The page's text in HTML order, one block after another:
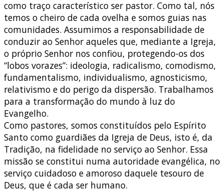
como traço característico ser pastor. Como tal, nós
temos o cheiro de cada ovelha e somos guias nas
comunidades. Assumimos a responsabilidade de
conduzir ao Senhor aqueles que, mediante a Igreja,
o próprio Senhor nos confiou, protegendo-os dos
“lobos vorazes”: ideologia, radicalismo, comodismo,
fundamentalismo, individualismo, agnosticismo,
relativismo e do perigo da dispersão. Trabalhamos
para a transformação do mundo à luz do
Evangelho.
Como pastores, somos constituídos pelo Espírito
Santo como guardiães da Igreja de Deus, isto é, da
Tradição, na fidelidade no serviço ao Senhor. Essa
missão se constitui numa autoridade evangélica, no
serviço cuidadoso e amoroso daquele tesouro de
Deus, que é cada ser humano.